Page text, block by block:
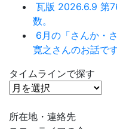
瓦版 2026.6.9 第
数。
6月の「さんか・
寛之さんのお話です
タイムラインで探す
タ
ム
所在地・連絡先